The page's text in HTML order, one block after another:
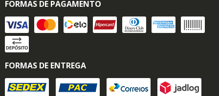
FORMAS DE PAGAMENTO
FORMAS DE ENTREGA